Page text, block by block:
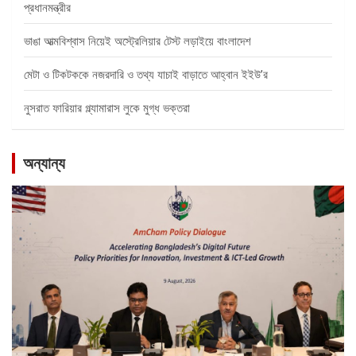
প্রধানমন্ত্রীর
ভাঙা আত্মবিশ্বাস নিয়েই অস্ট্রেলিয়ার টেস্ট লড়াইয়ে বাংলাদেশ
মেটা ও টিকটককে নজরদারি ও তথ্য যাচাই বাড়াতে আহ্বান ইইউ’র
নুসরাত ফারিয়ার গ্ল্যামারাস লুকে মুগ্ধ ভক্তরা
অন্যান্য